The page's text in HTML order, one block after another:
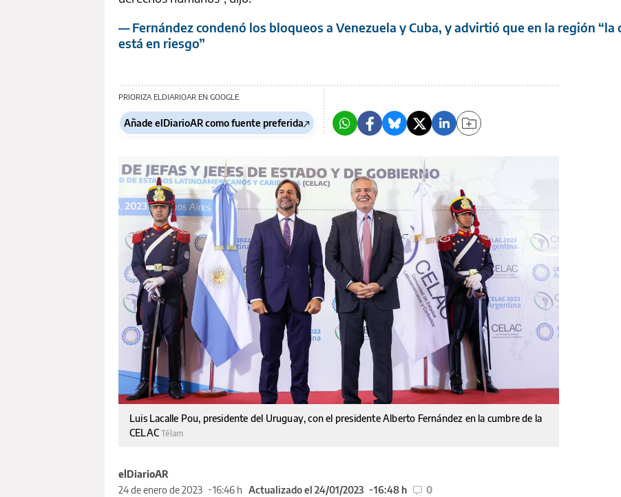
— Fernández condenó los bloqueos a Venezuela y Cuba, y advirtió que en la región “la
está en riesgo”
PRIORIZA ELDIARIOAR EN GOOGLE
Añade elDiarioAR como fuente preferida
Luis Lacalle Pou, presidente del Uruguay, con el presidente Alberto Fernández en la cumbre de la
CELACTélam
elDiarioAR
24 de enero de 2023
16:46 h Actualizado el 24/01/2023 16:48 h 0